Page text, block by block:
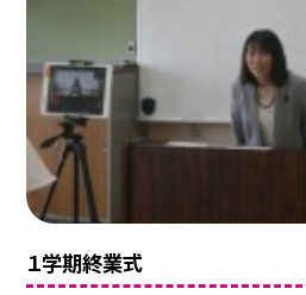
１学期終業式